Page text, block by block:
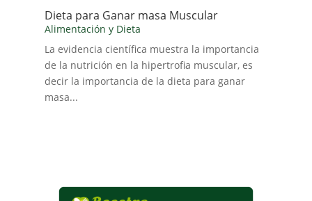
Dieta para Ganar masa Muscular
Alimentación y Dieta
La evidencia científica muestra la importancia
de la nutrición en la hipertrofia muscular, es
decir la importancia de la dieta para ganar
masa...